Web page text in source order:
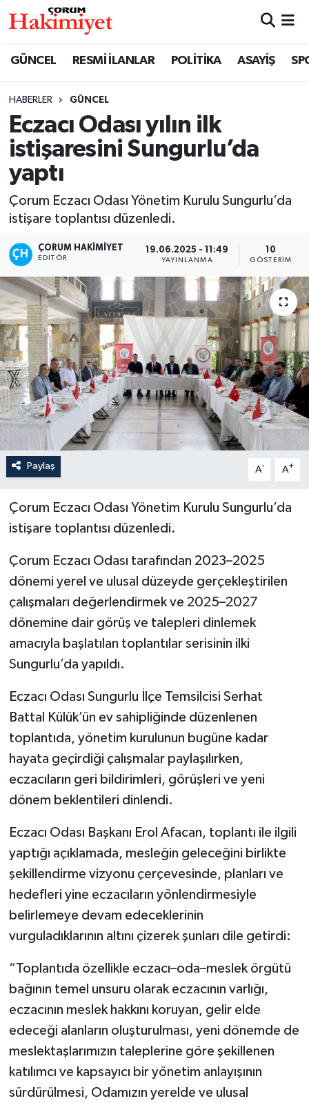
GÜNCEL RESMİ İLANLAR POLİTİKA ASAYİŞ
HABERLER GÜNCEL
Eczacı Odası yılın ilk
istişaresini Sungurlu’da
yaptı
Çorum Eczacı Odası Yönetim Kurulu Sungurlu’da
istişare toplantısı düzenledi.
ÇORUM HAKIMIYET
EDITÖR
19.06.2025 - 11:49
YAYINLANMA
10
GÖSTERIM
Paylaş A- A+
Çorum Eczacı Odası Yönetim Kurulu Sungurlu’da
istişare toplantısı düzenledi.
Çorum Eczacı Odası tarafından 2023–2025
dönemi yerel ve ulusal düzeyde gerçekleştirilen
çalışmaları değerlendirmek ve 2025–2027
dönemine dair görüş ve talepleri dinlemek
amacıyla başlatılan toplantılar serisinin ilki
Sungurlu’da yapıldı.
Eczacı Odası Sungurlu İlçe Temsilcisi Serhat
Battal Külük’ün ev sahipliğinde düzenlenen
toplantıda, yönetim kurulunun bugüne kadar
hayata geçirdiği çalışmalar paylaşılırken,
eczacıların geri bildirimleri, görüşleri ve yeni
dönem beklentileri dinlendi.
Eczacı Odası Başkanı Erol Afacan, toplantı ile ilgili
yaptığı açıklamada, mesleğin geleceğini birlikte
şekillendirme vizyonu çerçevesinde, planları ve
hedefleri yine eczacıların yönlendirmesiyle
belirlemeye devam edeceklerinin
vurguladıklarının altını çizerek şunları dile getirdi:
“Toplantıda özellikle eczacı–oda–meslek örgütü
bağının temel unsuru olarak eczacının varlığı,
eczacının meslek hakkını koruyan, gelir elde
edeceği alanların oluşturulması, yeni dönemde de
meslektaşlarımızın taleplerine göre şekillenen
katılımcı ve kapsayıcı bir yönetim anlayışının
sürdürülmesi, Odamızın yerelde ve ulusal
SAĞLIK
ASAYİŞ
EKONOMİ
GÜNCEL
AKTÜEL
EĞİTİM
İLÇELER
OTOPARK
TEKNOLOJİ
Nöbetçi Eczaneler
Çorum Namaz Vakitleri
Trafik Durumu
Süper Lig Puan Durumu ve Fikstür
Tüm Manşetler
Son Dakika Haberleri
Haber Arşivi